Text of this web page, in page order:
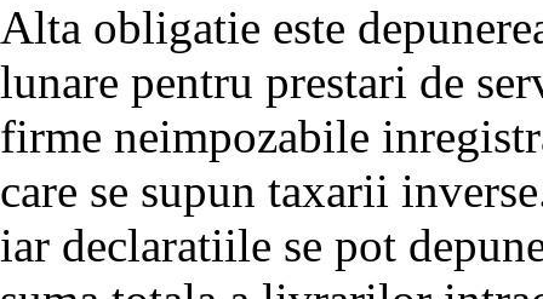
Alta obligatie este
lunare pentru prestari de
firme neimpozabile
care se supun taxarii
iar declaratiile se pot